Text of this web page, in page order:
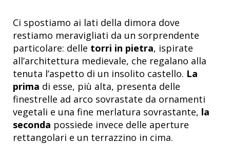
Ci spostiamo ai lati della dimora dove
restiamo meravigliati da un sorprendente
particolare: delle torri in pietra, ispirate
all’architettura medievale, che regalano alla
tenuta l’aspetto di un insolito castello. La
prima di esse, più alta, presenta delle
finestrelle ad arco sovrastate da ornamenti
vegetali e una fine merlatura sovrastante, la
seconda possiede invece delle aperture
rettangolari e un terrazzino in cima.